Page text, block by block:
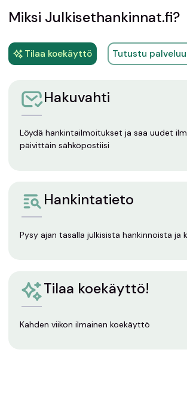
Miksi Julkisethankinnat.fi?
Tilaa koekäyttö Tutustu
Hakuvahti
Löydä hankintailmoitukset ja saa uudet
päivittäin sähköpostiisi
Hankintatieto
Pysy ajan tasalla julkisista hankinnoista ja
Tilaa koekäyttö!
Kahden viikon ilmainen koekäyttö